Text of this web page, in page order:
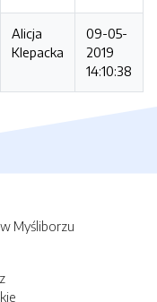
Alicja
Klepacka
09-05-
2019
14:10:38
Myśliborzu